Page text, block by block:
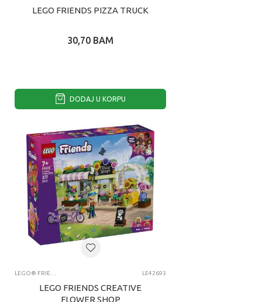
LEGO FRIENDS PIZZA TRUCK
30,70 BAM
DODAJ U KORPU
LEGO® FRIENDS LE42693
LEGO FRIENDS CREATIVE
FLOWER SHOP